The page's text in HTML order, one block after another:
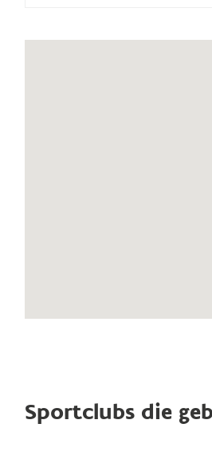
Sportclubs die